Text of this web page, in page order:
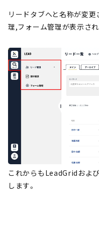
リードタブへと名称が変
理,フォーム管理が表示され
これからもLeadGridおよ
します。